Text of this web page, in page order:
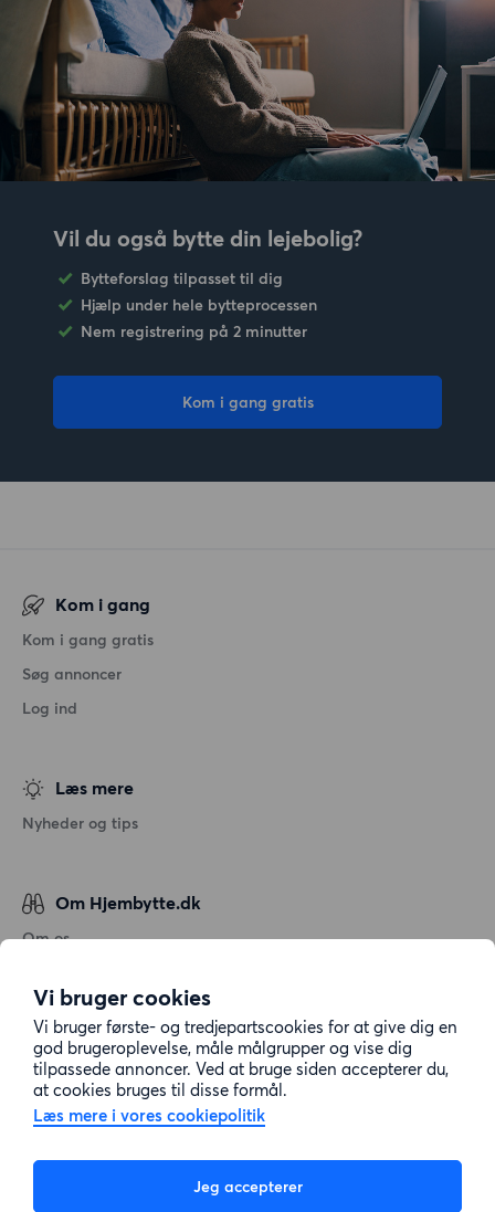
Vi bruger cookies
Vi bruger første- og tredjepartscookies for at give dig en
god brugeroplevelse, måle målgrupper og vise dig
tilpassede annoncer. Ved at bruge siden accepterer du,
at cookies bruges til disse formål.
Læs mere i vores cookiepolitik
Jeg accepterer
Vil du også bytte din lejebolig?
Bytteforslag tilpasset til dig
Hjælp under hele bytteprocessen
Nem registrering på 2 minutter
Kom i gang gratis
Kom i gang
Kom i gang gratis
Søg annoncer
Log ind
Læs mere
Nyheder og tips
Om Hjembytte.dk
Om os
Behandling af personoplysninger
Cookiepolitik
Sitemap